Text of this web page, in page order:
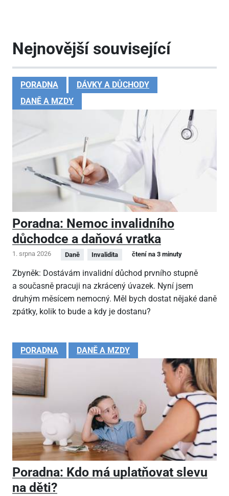
Nejnovější související
PORADNA
DÁVKY A DŮCHODY
DANĚ A MZDY
Poradna: Nemoc invalidního
důchodce a daňová vratka
1. srpna 2026 Daně Invalidita čtení na 3 minuty
Zbyněk: Dostávám invalidní důchod prvního stupně
a současně pracuji na zkrácený úvazek. Nyní jsem
druhým měsícem nemocný. Měl bych dostat nějaké daně
zpátky, kolik to bude a kdy je dostanu?
PORADNA DANĚ A MZDY
Poradna: Kdo má uplatňovat slevu
na děti?